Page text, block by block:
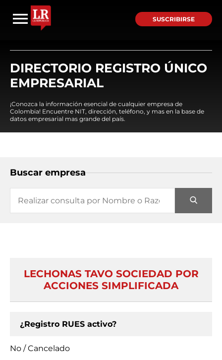
SUSCRIBIRSE
DIRECTORIO REGISTRO ÚNICO
EMPRESARIAL
¡Conozca la información esencial de cualquier empresa de
Colombia! Encuentre NIT, dirección, teléfono, y mas en la base de
datos empresarial mas grande del país.
Buscar empresa
LECHONAS TAVO SOCIEDAD POR
ACCIONES SIMPLIFICADA
¿Registro RUES activo?
No / Cancelado